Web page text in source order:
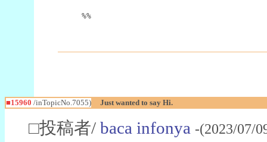
%%
■15960 /inTopicNo.7055) Just wanted to say Hi.
□投稿者/ baca infonya -(2023/07/